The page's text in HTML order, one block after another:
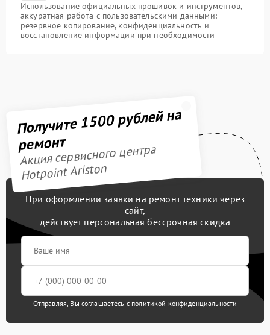
Использование официальных прошивок и инструментов,
аккуратная работа с пользовательскими данными:
резервное копирование, конфиденциальность и
восстановление информации при необходимости
Получите 1500 рублей на
ремонт
Акция сервисного центра
Hotpoint Ariston
При оформлении заявки на ремонт техники через
сайт,
действует персональная бессрочная скидка
Отправляя, Вы соглашаетесь с политикой конфиденциальности